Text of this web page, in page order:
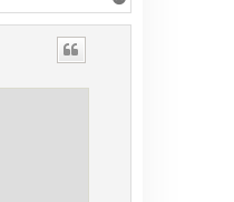
a